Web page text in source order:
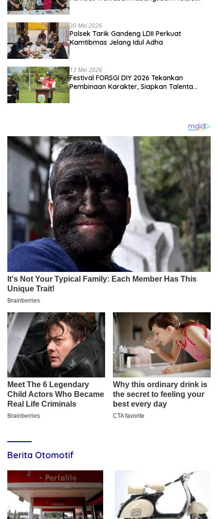
30 Mei 2026
Polsek Tarik Gandeng LDII Perkuat
Kamtibmas Jelang Idul Adha
13 Mei 2026
Festival FORSGI DIY 2026 Tekankan
Pembinaan Karakter, Siapkan Talenta
Berita Otomotif